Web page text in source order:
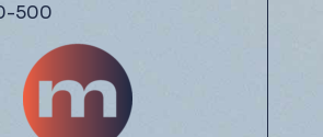
500